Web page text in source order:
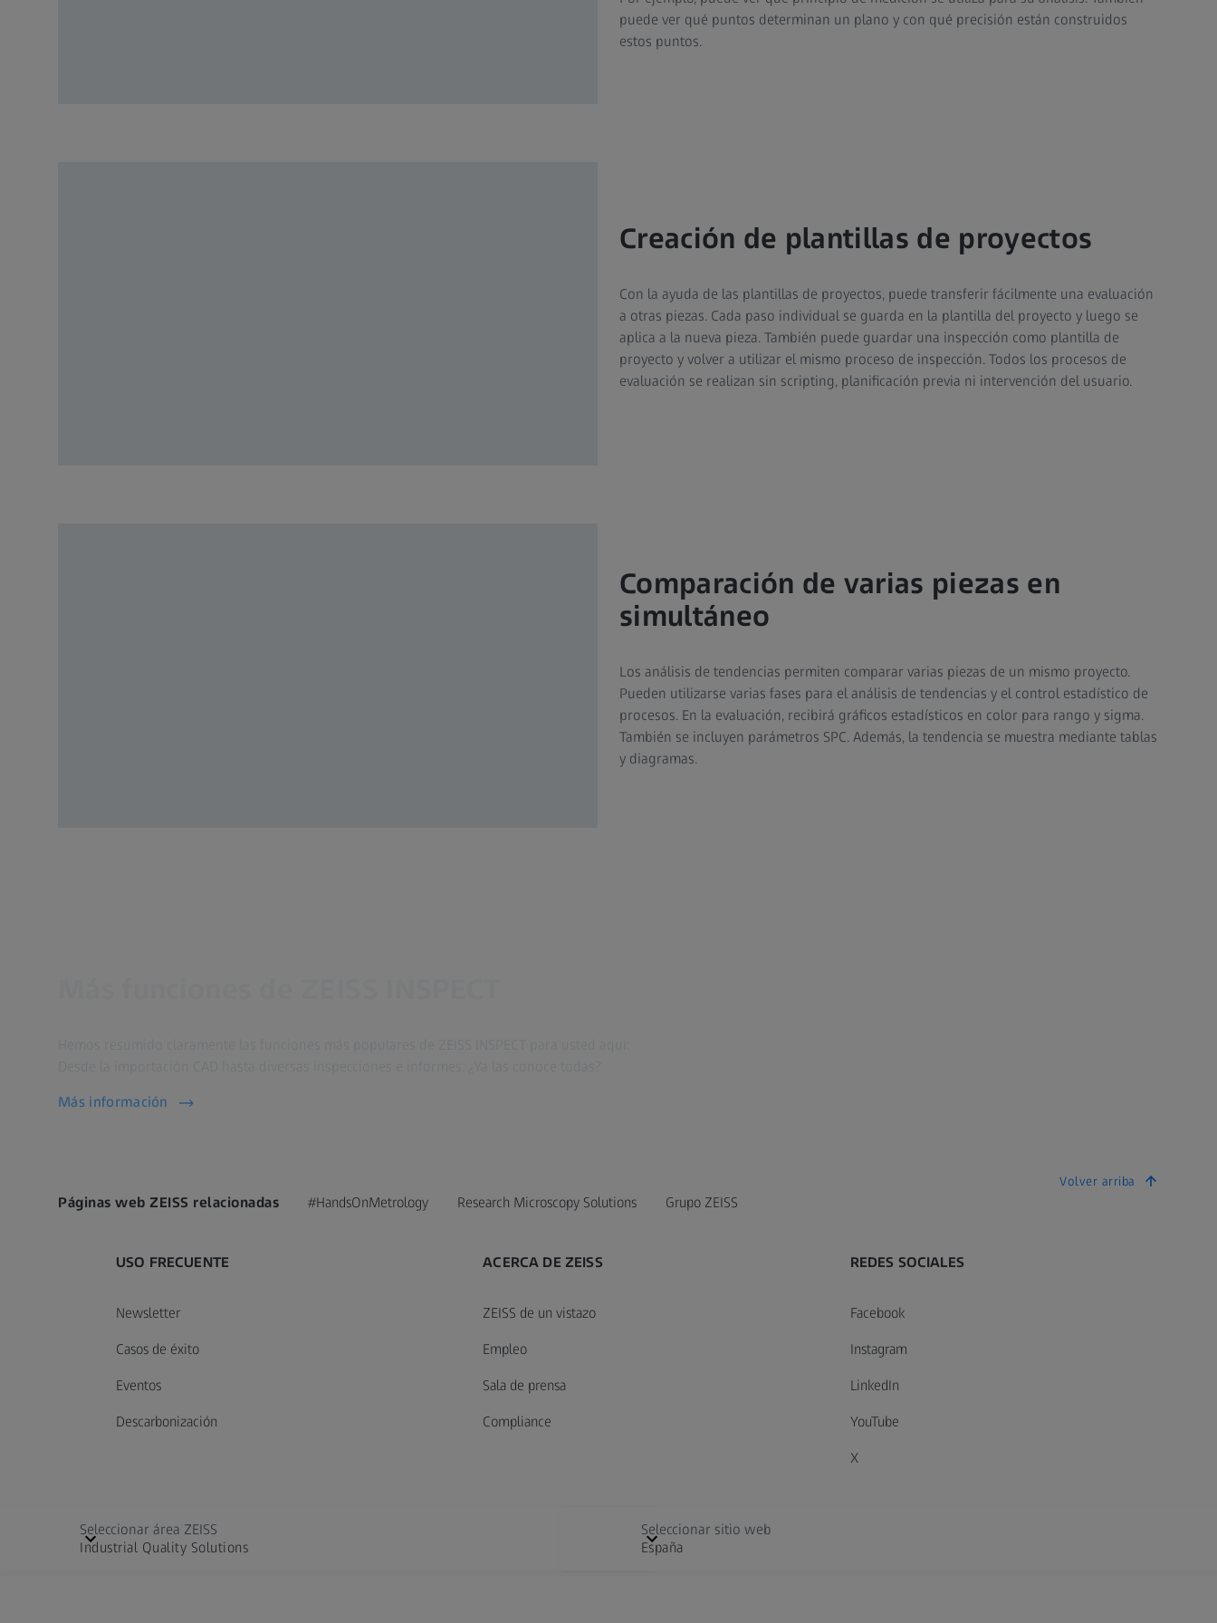
puede ver qué puntos determinan un plano y con qué precisión están construidos
estos puntos.
Creación de plantillas de proyectos
Con la ayuda de las plantillas de proyectos, puede transferir fácilmente una evaluación
a otras piezas. Cada paso individual se guarda en la plantilla del proyecto y luego se
aplica a la nueva pieza. También puede guardar una inspección como plantilla de
proyecto y volver a utilizar el mismo proceso de inspección. Todos los procesos de
evaluación se realizan sin scripting, planificación previa ni intervención del usuario.
Comparación de varias piezas en
simultáneo
Los análisis de tendencias permiten comparar varias piezas de un mismo proyecto.
Pueden utilizarse varias fases para el análisis de tendencias y el control estadístico de
procesos. En la evaluación, recibirá gráficos estadísticos en color para rango y sigma.
También se incluyen parámetros SPC. Además, la tendencia se muestra mediante tablas
y diagramas.
Más información
Volver arriba
Páginas web ZEISS relacionadas #HandsOnMetrology Research Microscopy Solutions Grupo ZEISS
USO FRECUENTE
Newsletter
Casos de éxito
Eventos
Descarbonización
ACERCA DE ZEISS
ZEISS de un vistazo
Empleo
Sala de prensa
Compliance
REDES SOCIALES
Facebook
Instagram
LinkedIn
YouTube
X
Seleccionar área ZEISS
Industrial Quality Solutions
Seleccionar sitio web
España